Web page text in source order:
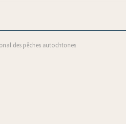
des pêches autochtones